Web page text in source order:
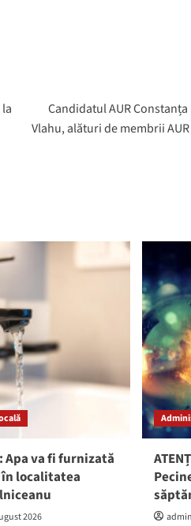
Candidatul AUR
Vlahu, alături de membrii
Apa va fi furnizată
localitatea
2026 admin